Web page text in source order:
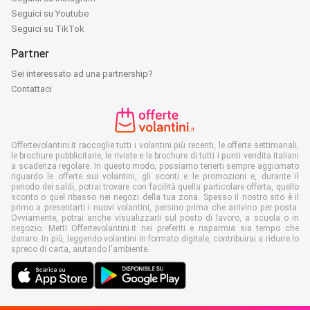
Seguici su Youtube
Seguici su TikTok
Partner
Sei interessato ad una partnership?
Contattaci
Offertevolantini.it raccoglie tutti i volantini più recenti, le offerte settimanali,
le brochure pubblicitarie, le riviste e le brochure di tutti i punti vendita italiani
a scadenza regolare. In questo modo, possiamo tenerti sempre aggiornato
riguardo le offerte sui volantini, gli sconti e le promozioni e, durante il
periodo dei saldi, potrai trovare con facilità quella particolare offerta, quello
sconto o quel ribasso nei negozi della tua zona. Spesso il nostro sito è il
primo a presentarti i nuovi volantini, persino prima che arrivino per posta.
Ovviamente, potrai anche visualizzarli sul posto di lavoro, a scuola o in
negozio. Metti Offertevolantini.it nei preferiti e risparmia sia tempo che
denaro. In più, leggendo volantini in formato digitale, contribuirai a ridurre lo
spreco di carta, aiutando l'ambiente.